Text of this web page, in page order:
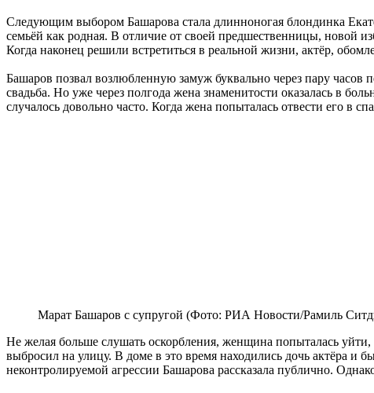
Следующим выбором Башарова стала длинноногая блондинка
семьёй как родная. В отличие от своей предшественницы, новой
Когда наконец решили встретиться в реальной жизни, актёр,
Башаров позвал возлюбленную замуж буквально через пару часов
свадьба. Но уже через полгода жена знаменитости оказалась в
случалось довольно часто. Когда жена попыталась отвести его в
Марат Башаров с супругой (Фото: РИА Новости/Рамиль
Не желая больше слушать оскорбления, женщина попыталась уйти,
выбросил на улицу. В доме в это время находились дочь актёра и
неконтролируемой агрессии Башарова рассказала публично.